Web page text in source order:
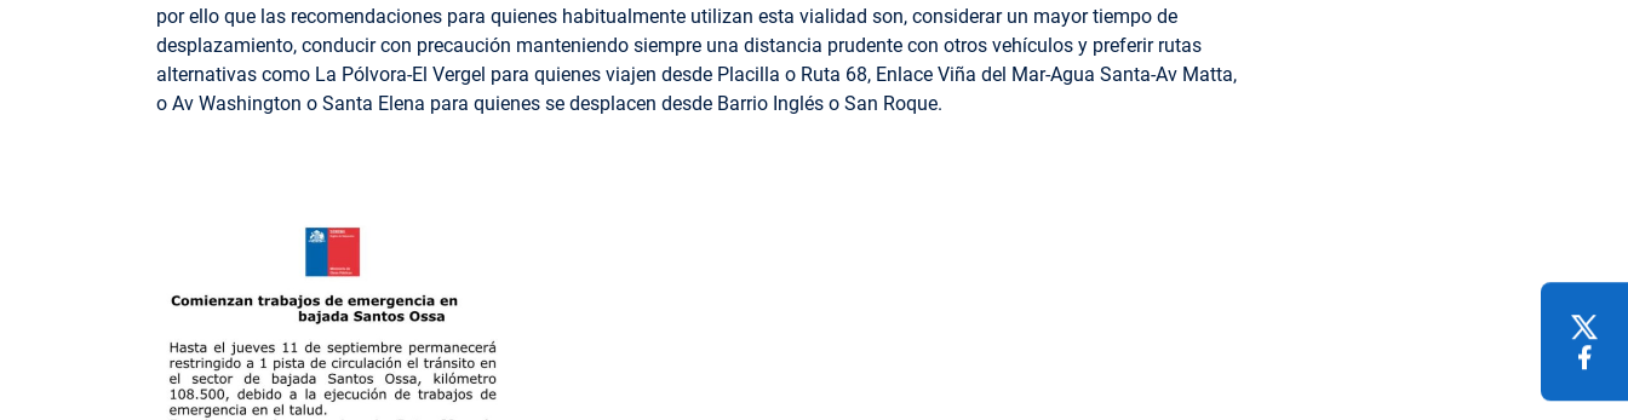
por ello que las recomendaciones para quienes habitualmente utilizan esta vialidad son, considerar un mayor tiempo de
desplazamiento, conducir con precaución manteniendo siempre una distancia prudente con otros vehículos y preferir rutas
alternativas como La Pólvora-El Vergel para quienes viajen desde Placilla o Ruta 68, Enlace Viña del Mar-Agua Santa-Av Matta,
o Av Washington o Santa Elena para quienes se desplacen desde Barrio Inglés o San Roque.